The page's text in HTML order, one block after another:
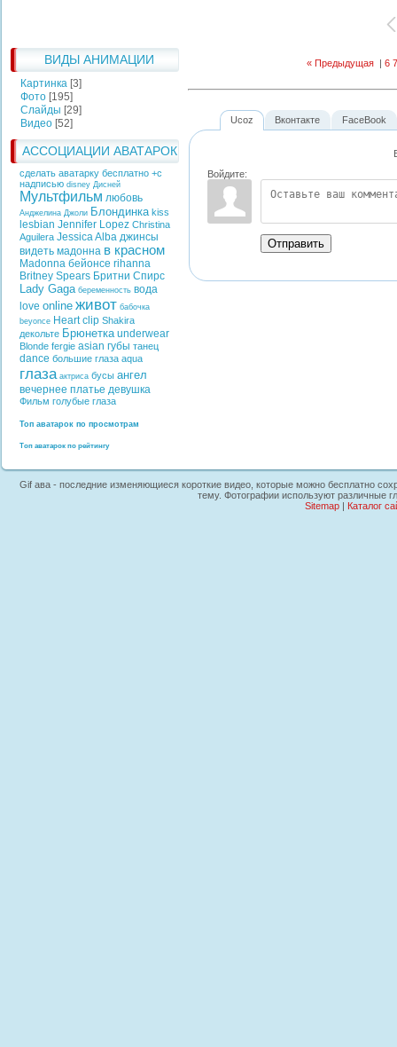
ВИДЫ АНИМАЦИИ
Картинка [3]
Фото [195]
Слайды [29]
Видео [52]
АССОЦИАЦИИ АВАТАРОК
сделать аватарку бесплатно +с
надписью disney Дисней
Мультфильм любовь
Анджелина Джоли Блондинка kiss
lesbian Jennifer Lopez Christina
Aguilera Jessica Alba джинсы
видеть мадонна в красном
Madonna бейонсе rihanna
Britney Spears Бритни Спирс
Lady Gaga беременность вода
love online живот бабочка
beyonce Heart clip Shakira
декольте Брюнетка underwear
Blonde fergie asian губы танец
dance большие глаза aqua
глаза актриса бусы ангел
вечернее платье девушка
Фильм голубые глаза
Топ аватарок по просмотрам
Топ аватарок по рейтингу
« Предыдущая| 6 7
Ucoz
Войдите:
Отправить
Вконтакте FaceBook
Gif ава - последние изменяющиеся короткие видео, которые можно бесплатно
тему. Фотографии используют различные
Sitemap| Каталог